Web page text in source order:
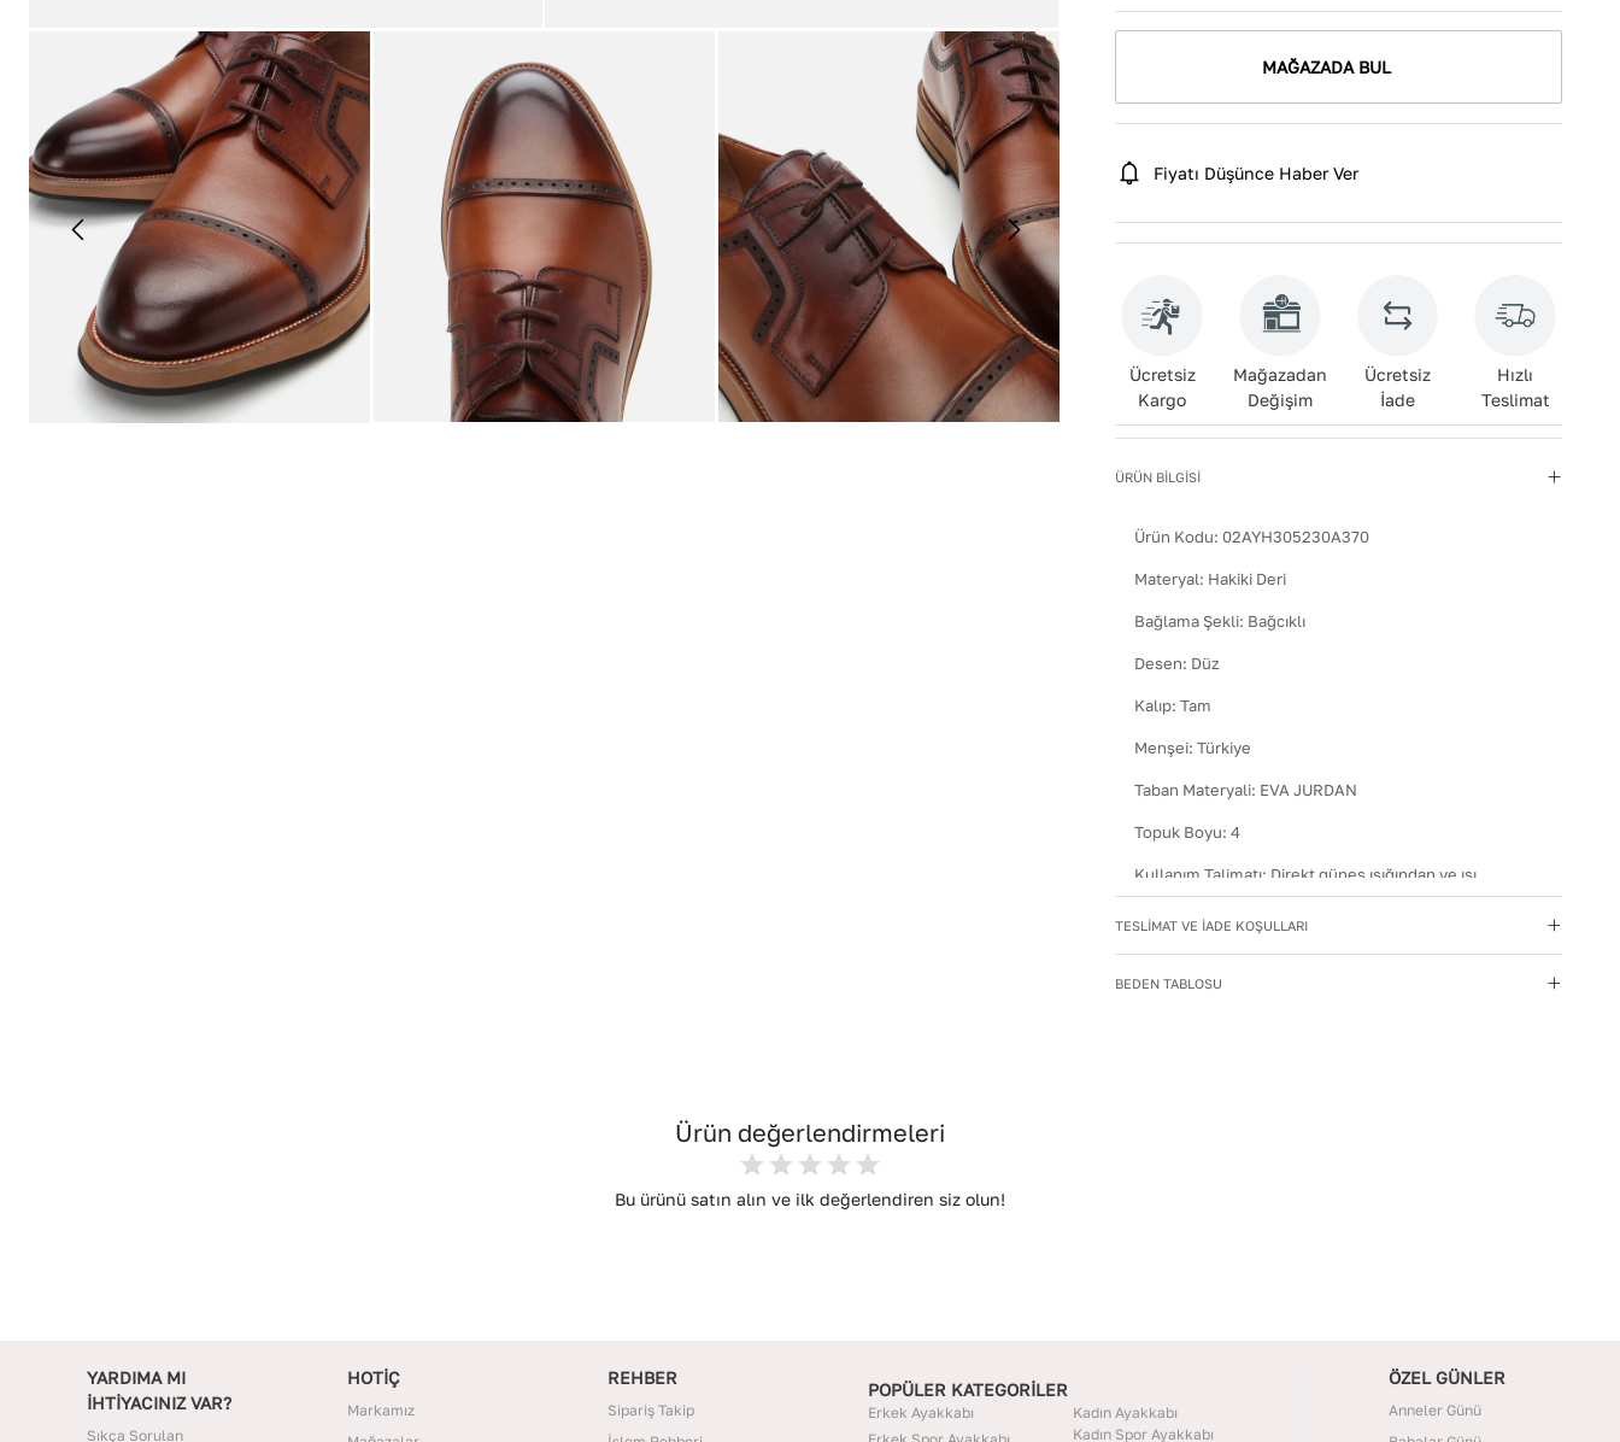
MAĞAZADA BUL
Fiyatı Düşünce Haber Ver
Ücretsiz
Kargo
Mağazadan
Değişim
Ücretsiz
İade
Hızlı
Teslimat
ÜRÜN BİLGİSİ
Ürün Kodu:02AYH305230A370
Materyal: Hakiki Deri
Bağlama Şekli: Bağcıklı
Desen: Düz
Kalıp:Tam
Menşei:Türkiye
Taban Materyali: EVA JURDAN
Topuk Boyu:4
Kullanım Talimatı: Direkt güneş ışığından ve ısı
kaynaklarından uzak tutun.
Deri ayakkabılarınızı yumuşak bir
olarak kurumasını bekleyin.
TESLİMAT VE İADE KOŞULLARI
BEDEN TABLOSU
Ürün değerlendirmeleri
Bu ürünü satın alın ve ilk değerlendiren siz olun!
YARDIMA MI
İHTİYACINIZ VAR?
Sıkça Sorulan
HOTİÇ
Markamız
REHBER
Sipariş Takip
POPÜLER KATEGORİLER
Erkek Ayakkabı
Kadın Ayakkabı
Kadın Spor Ayakkabı
ÖZEL GÜNLER
Anneler Günü